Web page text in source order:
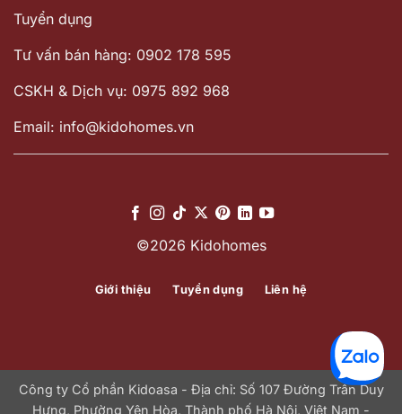
Tuyển dụng
Tư vấn bán hàng: 0902 178 595
CSKH & Dịch vụ: 0975 892 968
Email: info@kidohomes.vn
©2026 Kidohomes
Giới thiệu Tuyển dụng Liên hệ
Công ty Cổ phần Kidoasa - Địa chỉ: Số 107 Đường Trần Duy
Hưng, Phường Yên Hòa, Thành phố Hà Nội, Việt Nam -